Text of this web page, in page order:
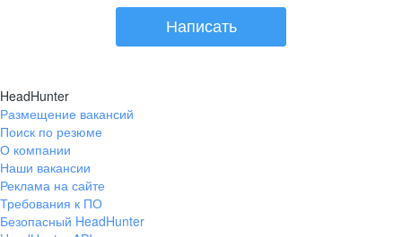
Написать
HeadHunter
Размещение вакансий
Поиск по резюме
О компании
Наши вакансии
Реклама на сайте
Требования к ПО
Безопасный HeadHunter